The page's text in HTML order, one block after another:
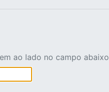
ao lado no campo abaixo